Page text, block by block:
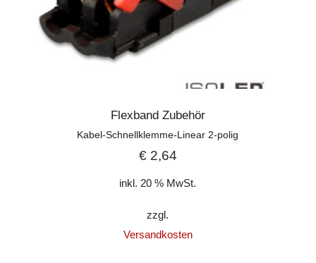
Flexband Zubehör
Kabel-Schnellklemme-Linear 2-polig
€2,64
inkl. 20 % MwSt.
zzgl.
Versandkosten